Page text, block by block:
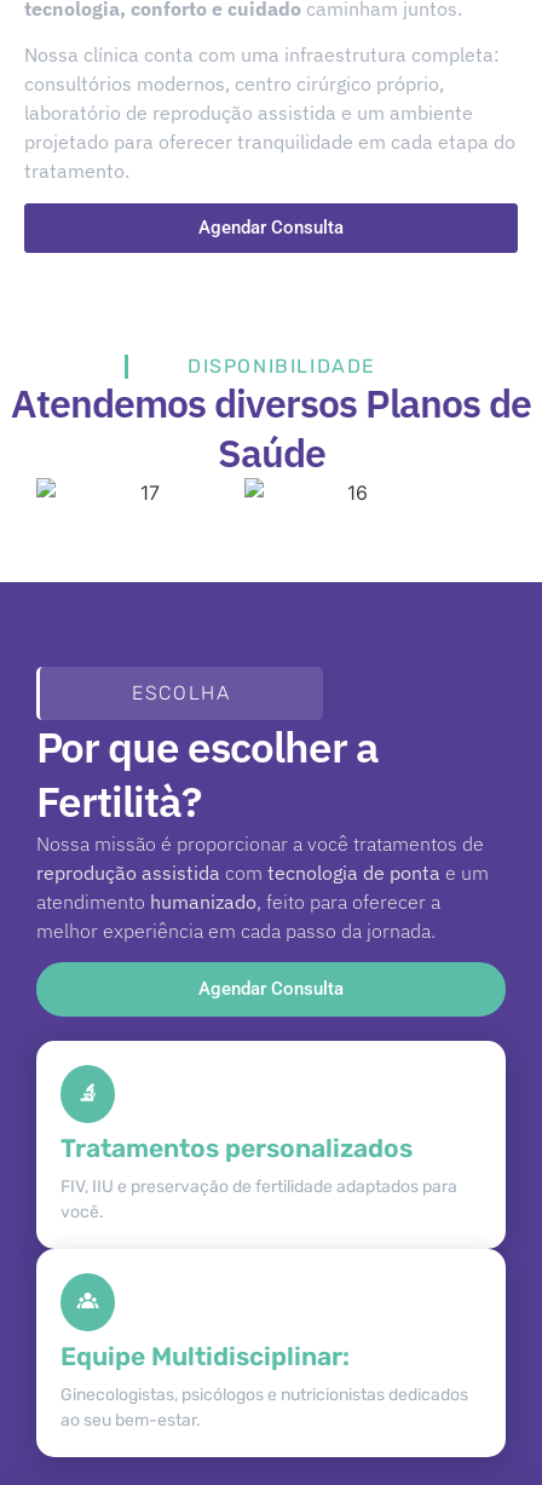
tecnologia, conforto e cuidado caminham juntos.
Nossa clínica conta com uma infraestrutura completa:
consultórios modernos, centro cirúrgico próprio,
laboratório de reprodução assistida e um ambiente
projetado para oferecer tranquilidade em cada etapa do
tratamento.
Agendar Consulta
DISPONIBILIDADE
Atendemos diversos Planos de
Saúde
ESCOLHA
Por que escolher a
Fertilità?
Nossa missão é proporcionar a você tratamentos de
reprodução assistida com tecnologia de ponta e um
atendimento humanizado, feito para oferecer a
melhor experiência em cada passo da jornada.
Agendar Consulta
Tratamentos personalizados
FIV, IIU e preservação de fertilidade adaptados para
você.
Equipe Multidisciplinar:
Ginecologistas, psicólogos e nutricionistas dedicados
ao seu bem-estar.